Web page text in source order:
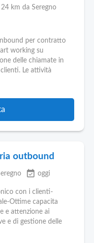
24 km da Seregno
per contratto
working su
delle chiamate in
Le attività
outbound
event_available oggi
con i clienti-
Ottime capacita
e attenzione ai
e di gestione delle